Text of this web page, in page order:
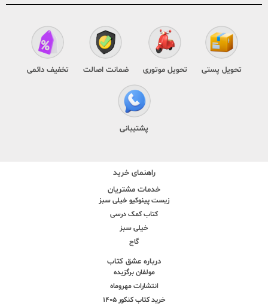
تحویل پستی تحویل موتوری ضمانت اصالت تخفیف دائمی
پشتیبانی
راهنمای خرید
خدمات مشتریان
زیست پینوکیو خیلی سبز
کتاب کمک درسی
خیلی سبز
گاج
درباره عشق کتاب
مولفان برگزیده
انتشارات مهروماه
خرید کتاب کنکور 1405